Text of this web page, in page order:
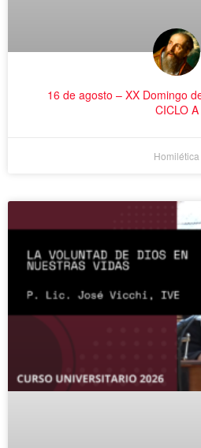
16 de agosto – XX Domingo
CICLO A
Homilética